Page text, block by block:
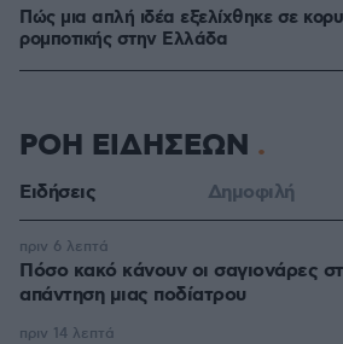
Πώς μια απλή ιδέα εξελίχθηκε σε
ρομποτικής στην Ελλάδα
ΡΟΗ ΕΙΔΗΣΕΩΝ
Ειδήσεις Δημοφιλή
Πόσο κακό κάνουν οι σαγιονάρες
απάντηση μιας ποδίατρου
πριν 6 λεπτά
πριν 14 λεπτά